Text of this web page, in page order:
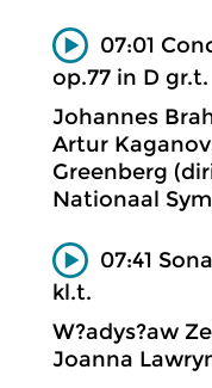
07:01
op.77 in D gr.t.
Johannes
Artur
Greenberg
Nationaal
07:41
kl.t.
W?adys?aw
Joanna